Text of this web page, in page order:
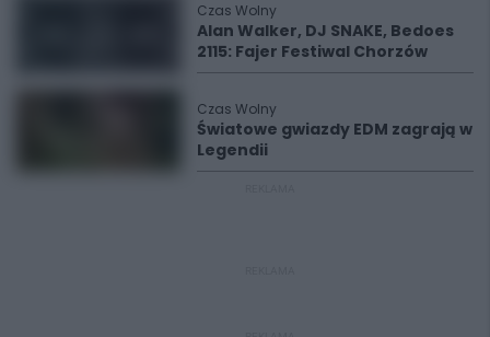
Czas Wolny
Alan Walker, DJ SNAKE, Bedoes
2115: Fajer Festiwal Chorzów
Czas Wolny
Światowe gwiazdy EDM zagrają w
Legendii